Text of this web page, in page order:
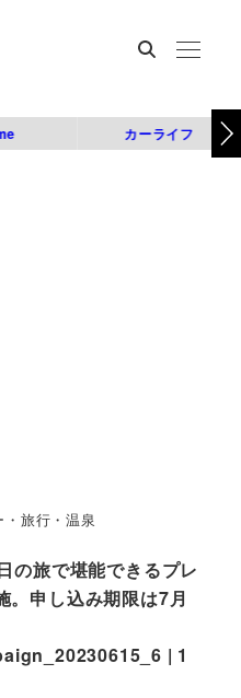
カーライフ
・旅行・温泉
の旅で堪能できるプレ
。申し込み期限は7月
| 1